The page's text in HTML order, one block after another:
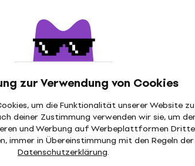
zur Verwendung von Cookies
um die Funktionalität unserer Website zu
deiner Zustimmung verwenden wir sie, um
und Werbung auf Werbeplattformen
immer in Übereinstimmung mit den Regeln der
Datenschutzerklärung.